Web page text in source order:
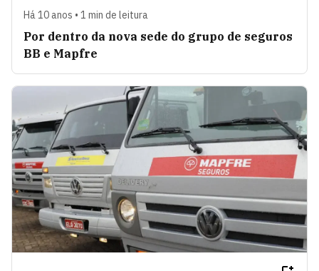
Há 10 anos • 1 min de leitura
Por dentro da nova sede do grupo de seguros
BB e Mapfre